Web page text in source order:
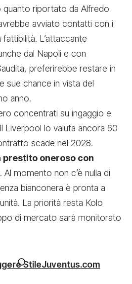
quanto riportato da Alfredo
avviato contatti con i
L’attaccante
dal Napoli e con
preferirebbe restare in
sue chance in vista del
anno.
concentrati su ingaggio e
Liverpool lo valuta ancora 60
scade nel 2028.
prestito oneroso con
. Al momento non c’è nulla di
bianconera è pronta a
La priorità resta Kolo
di mercato sarà monitorato
StileJuventus.com